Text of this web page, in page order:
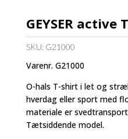
GEYSER active
SKU: G21000
Varenr. G21000
O-hals T-shirt i let og
hverdag eller sport med
materiale er
Tætsiddende model.